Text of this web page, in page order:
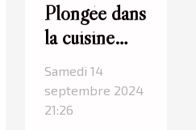
Plongée dans
la cuisine
tropicale :
une odyssée
culinaire
Samedi 14
septembre 2024
21:26